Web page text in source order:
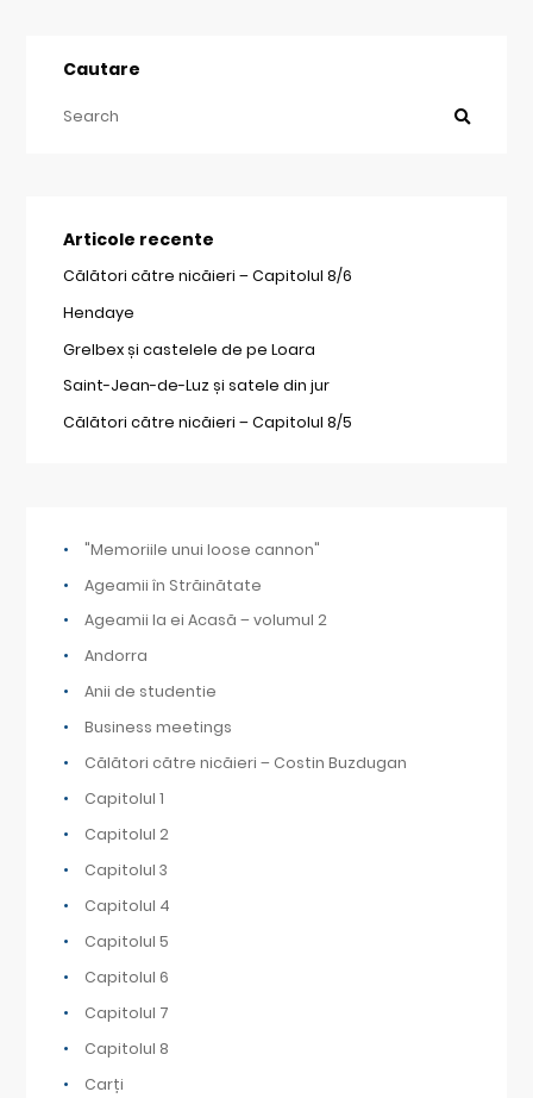
Cautare
Articole recente
Călători către nicăieri – Capitolul 8/6
Hendaye
Grelbex și castelele de pe Loara
Saint-Jean-de-Luz și satele din jur
Călători către nicăieri – Capitolul 8/5
"Memoriile unui loose cannon"
Ageamii în Străinătate
Ageamii la ei Acasă – volumul 2
Andorra
Anii de studentie
Business meetings
Călători către nicăieri – Costin Buzdugan
Capitolul 1
Capitolul 2
Capitolul 3
Capitolul 4
Capitolul 5
Capitolul 6
Capitolul 7
Capitolul 8
Carți